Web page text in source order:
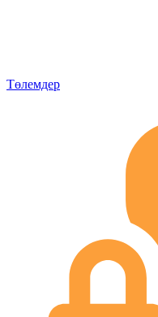
Төлемдер